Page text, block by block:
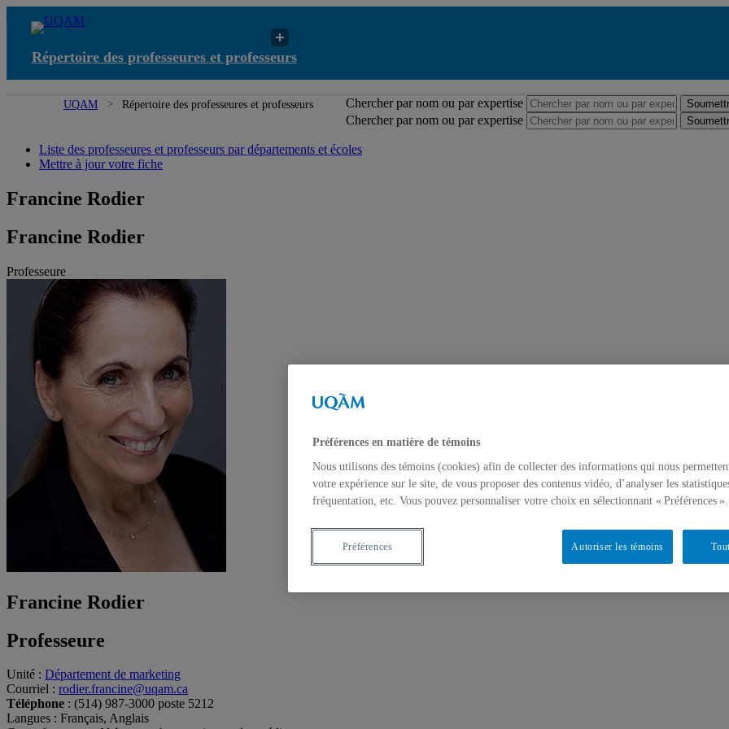
Répertoire des professeures et professeurs
UQAM Répertoire des professeures et professeurs
Chercher par nom ou par expertise
Chercher par nom ou par expertise
Liste des professeures et professeurs par départements et écoles
Mettre à jour votre fiche
Francine Rodier
Francine Rodier
Professeure
Francine Rodier
Professeure
Unité : Département de marketing
Courriel : rodier.francine@uqam.ca
Téléphone : (514) 987-3000 poste 5212
Langues : Français, Anglais
Préférences en matière de témoins
Nous utilisons des témoins (cookies) afin de collecter des informations qui nous
votre expérience sur le site, de vous proposer des contenus vidéo, d’analyser les
fréquentation, etc. Vous pouvez personnaliser votre choix en sélectionnant « Préférences ».
Autoriser les témoins
Préférences